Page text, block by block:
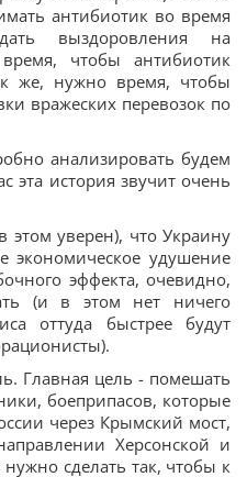
антибиотик во время
выздоровления на
чтобы антибиотик
же, нужно время, чтобы
вражеских перевозок по
анализировать будем
эта история звучит очень
этом уверен), что Украину
экономическое удушение
эффекта, очевидно,
(и в этом нет ничего
оттуда быстрее будут
Главная цель - помешать
боеприпасов, которые
через Крымский мост,
Херсонской и
сделать так, чтобы к